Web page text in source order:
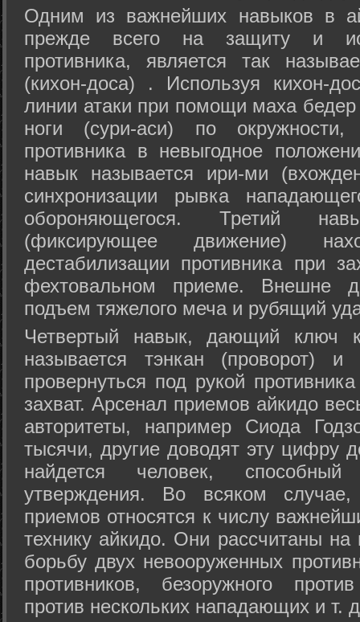
Одним из важнейших навыков в
прежде всего на защиту и
противника, является так
(кихон-доса) . Используя кихон-
линии атаки при помощи маха
ноги (сури-аси) по
противника в невыгодное
навык называется ири-ми
синхронизации рывка
обороняющегося. Третий
(фиксирующее движение)
дестабилизации противника при
фехтовальном приеме. Внешне
подъем тяжелого меча и рубящий
Четвертый навык, дающий ключ
называется тэнкан (проворот)
провернуться под рукой
захват. Арсенал приемов айкидо
авторитеты, например Сиода
тысячи, другие доводят эту цифру
найдется человек,
утверждения. Во всяком
приемов относятся к числу
технику айкидо. Они рассчитаны
борьбу двух невооруженных
противников, безоружного
против нескольких нападающих и т.